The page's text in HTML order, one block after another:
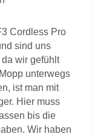
Cordless Pro
sind uns
wir gefühlt
unterwegs
ist man mit
Hier muss
bis die
Wir haben